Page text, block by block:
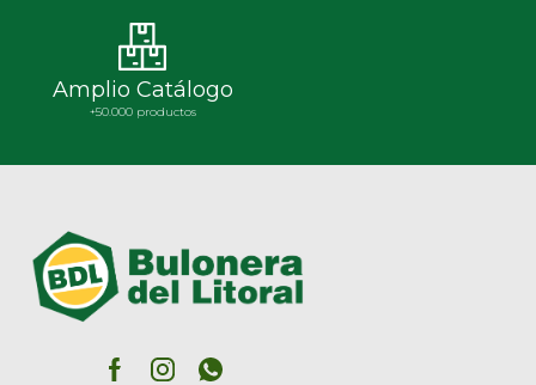
Amplio Catálogo
+50.000 productos